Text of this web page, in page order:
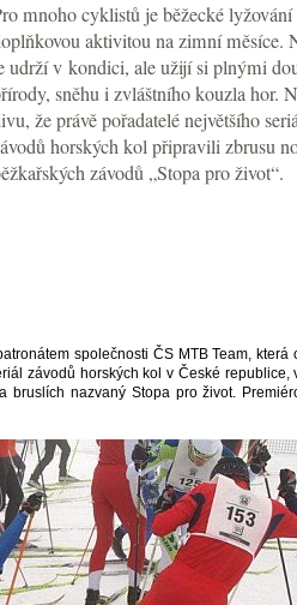
mnoho cyklistů je běžecké
aktivitou na zimní měsíce.
udrží v kondici, ale užijí si plnými
sněhu i zvláštního kouzla hor.
že právě pořadatelé největšího
horských kol připravili zbrusu
závodů „Stopa pro život“.
společnosti ČS MTB Team, která
závodů horských kol v České republice,
nazvaný Stopa pro život.